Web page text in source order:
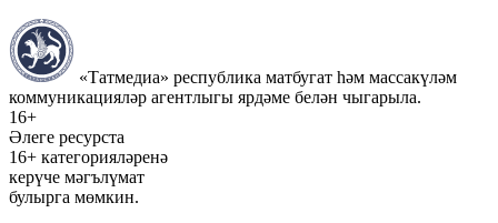
«Татмедиа» республика матбугат һәм массакүләм
коммуникацияләр агентлыгы ярдәме белән чыгарыла.
16+
Әлеге ресурста
16+ категорияләренә
керүче мәгълүмат
булырга мөмкин.